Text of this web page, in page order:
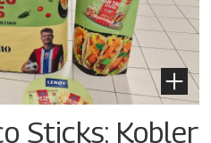
Sticks: Kobler